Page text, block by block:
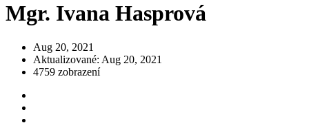
Mgr. Ivana Hasprová
Aug 20, 2021
Aktualizované: Aug 20, 2021
4759 zobrazení